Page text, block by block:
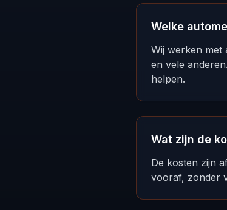
Welke
Wij werken met
en vele
helpen.
Wat zijn de
De kosten zijn
vooraf, zonder